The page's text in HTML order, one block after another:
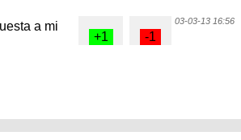
03-03-13 16:56
a mi